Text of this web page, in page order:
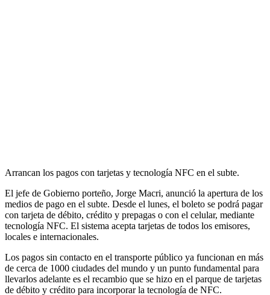
Arrancan los pagos con tarjetas y tecnología NFC en el subte.
El jefe de Gobierno porteño, Jorge Macri, anunció la apertura de los
medios de pago en el subte. Desde el lunes, el boleto se podrá pagar
con tarjeta de débito, crédito y prepagas o con el celular, mediante
tecnología NFC. El sistema acepta tarjetas de todos los emisores,
locales e internacionales.
Los pagos sin contacto en el transporte público ya funcionan en más
de cerca de 1000 ciudades del mundo y un punto fundamental para
llevarlos adelante es el recambio que se hizo en el parque de tarjetas
de débito y crédito para incorporar la tecnología de NFC.